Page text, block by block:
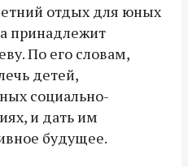
отдых для юных
принадлежит
По его словам,
детей,
социально-
и дать им
будущее.